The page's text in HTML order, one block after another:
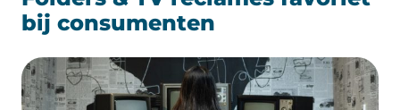
bij consumenten